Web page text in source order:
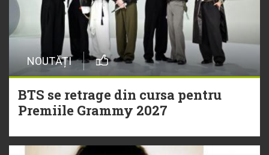
NOUTĂȚI
BTS se retrage din cursa pentru
Premiile Grammy 2027